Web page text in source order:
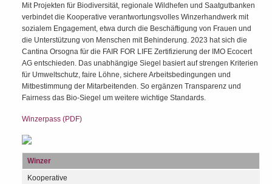
Mit Projekten für Biodiversität, regionale Wildhefen und Saatgutbanken
verbindet die Kooperative verantwortungsvolles Winzerhandwerk mit
sozialem Engagement, etwa durch die Beschäftigung von Frauen und
die Unterstützung von Menschen mit Behinderung. 2023 hat sich die
Cantina Orsogna für die FAIR FOR LIFE Zertifizierung der IMO Ecocert
AG entschieden. Das unabhängige Siegel basiert auf strengen Kriterien
für Umweltschutz, faire Löhne, sichere Arbeitsbedingungen und
Mitbestimmung der Mitarbeitenden. So ergänzen Transparenz und
Fairness das Bio-Siegel um weitere wichtige Standards.
Winzerpass (PDF)
Winzer
Kooperative